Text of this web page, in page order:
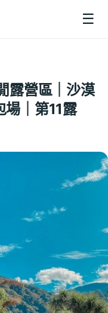
☰
露營區｜沙漠
場｜第11露